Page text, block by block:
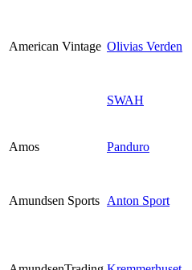
American Vintage Olivias Verden
SWAH
Amos Panduro
Amundsen Sports Anton Sport